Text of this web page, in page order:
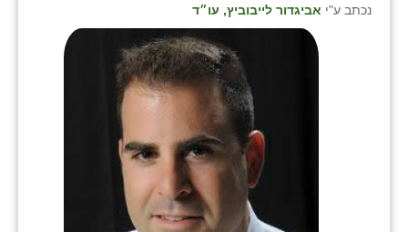
נכתב ע"י אביגדור לייבוביץ, עו״ד